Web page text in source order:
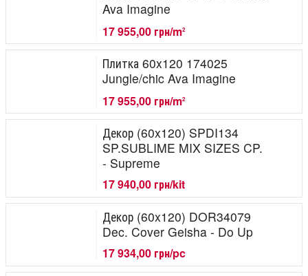
Ava Imagine
17 955,00 грн/m2
Плитка 60x120 174025
Jungle/chic Ava Imagine
17 955,00 грн/m2
Декор (60x120) SPDI134
SP.SUBLIME MIX SIZES CP.
- Supreme
17 940,00 грн/kit
Декор (60x120) DOR34079
Dec. Cover Geisha - Do Up
17 934,00 грн/pc